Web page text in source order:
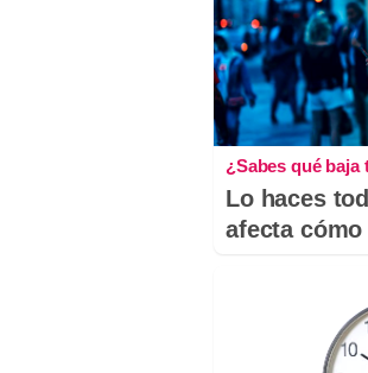
¿Sabes qué baja
Lo haces
afecta